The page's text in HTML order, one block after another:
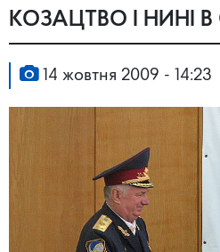
КОЗАЦТВО І НИНІ
14 жовтня 2009 - 14:23